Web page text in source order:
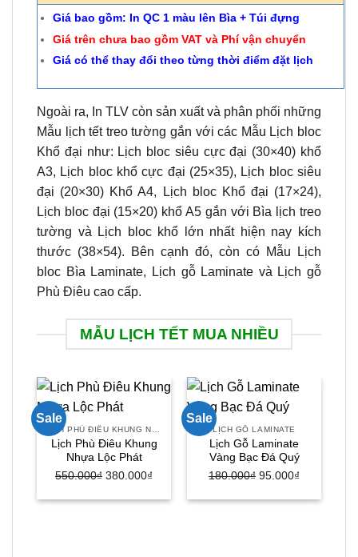
Giá bao gồm: In QC 1 màu lên Bìa + Túi đựng
Giá trên chưa bao gồm VAT và Phí vận chuyển
Giá có thể thay đổi theo từng thời điểm đặt lịch
Ngoài ra, In TLV còn sản xuất và phân phối những
Mẫu lịch tết treo tường gắn với các Mẫu Lịch bloc
Khổ đại như: Lịch bloc siêu cực đại (30×40) khổ
A3, Lịch bloc khổ cực đại (25×35), Lịch bloc siêu
đại (20×30) Khổ A4, Lịch bloc Khổ đại (17×24),
Lịch bloc đại (15×20) khổ A5 gắn với Bìa lịch treo
tường và Lịch bloc khổ lớn nhất hiện nay kích
thước (38×54). Bên cạnh đó, còn có Mẫu Lịch
bloc Bìa Laminate, Lịch gỗ Laminate và Lịch gỗ
Phù Điêu cao cấp.
MẪU LỊCH TẾT MUA NHIỀU
Sale
LỊCH PHÙ ĐIÊU KHUNG NHỰA
Lịch Phù Điêu Khung
Nhựa Lộc Phát
550.000₫ Giá
380.000₫
Sale
LỊCH GỖ LAMINATE
Lịch Gỗ Laminate
Vàng Bạc Đá Quý
180.000₫ Giá
95.000₫